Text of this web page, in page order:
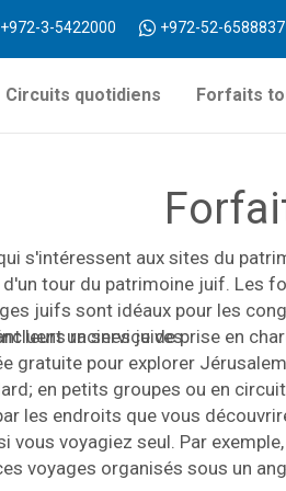
+972-3-5422000 +972-52-6588837
Circuits quotidiens Forfaits
s'intéressent aux sites du
tour du patrimoine juif. Les
juifs sont idéaux pour les
leurs racines juives.
un service de prise en
gratuite pour explorer
en petits groupes ou en
les endroits que vous
vous voyagiez seul. Par
voyages organisés sous un